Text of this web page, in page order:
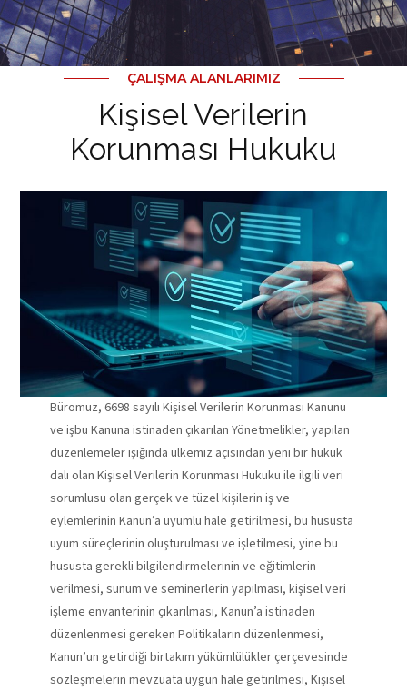
ÇALIŞMA ALANLARIMIZ
Kişisel Verilerin
Korunması Hukuku
Büromuz, 6698 sayılı Kişisel Verilerin Korunması Kanunu
ve işbu Kanuna istinaden çıkarılan Yönetmelikler, yapılan
düzenlemeler ışığında ülkemiz açısından yeni bir hukuk
dalı olan Kişisel Verilerin Korunması Hukuku ile ilgili veri
sorumlusu olan gerçek ve tüzel kişilerin iş ve
eylemlerinin Kanun’a uyumlu hale getirilmesi, bu hususta
uyum süreçlerinin oluşturulması ve işletilmesi, yine bu
hususta gerekli bilgilendirmelerinin ve eğitimlerin
verilmesi, sunum ve seminerlerin yapılması, kişisel veri
işleme envanterinin çıkarılması, Kanun’a istinaden
düzenlenmesi gereken Politikaların düzenlenmesi,
Kanun’un getirdiği birtakım yükümlülükler çerçevesinde
sözleşmelerin mevzuata uygun hale getirilmesi, Kişisel